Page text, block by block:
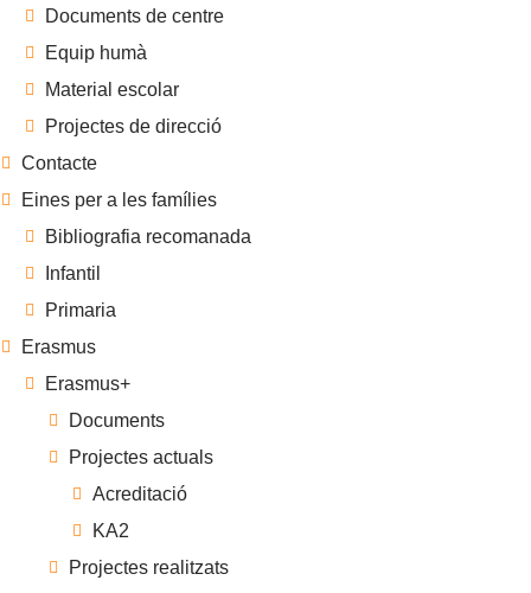
Documents de centre
Equip humà
Material escolar
Projectes de direcció
Contacte
Eines per a les famílies
Bibliografia recomanada
Infantil
Primaria
Erasmus
Erasmus+
Documents
Projectes actuals
Acreditació
KA2
Projectes realitzats